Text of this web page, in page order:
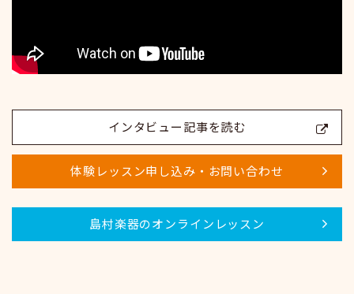
インタビュー記事を読む
体験レッスン申し込み・お問い合わせ
島村楽器のオンラインレッスン